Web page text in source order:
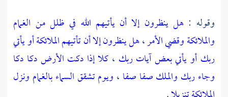
وقوله : هل ينظرون إلا أن يأتيهم الله في ظلل من الغمام
والملائكة وقضي الأمر،هل ينظرون إلا أن تأتيهم الملائكة أو يأتي
ربك أو يأتي بعض آيات ربك ، كلا إذا دكت الأرض دكا دكا
وجاء ربك والملك صفا صفا ، ويوم تشقق السماء بالغمام ونزل